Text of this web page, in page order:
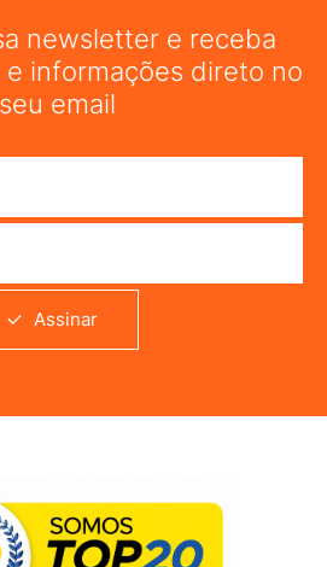
newsletter e receba
e informações direto no
seu email
Assinar